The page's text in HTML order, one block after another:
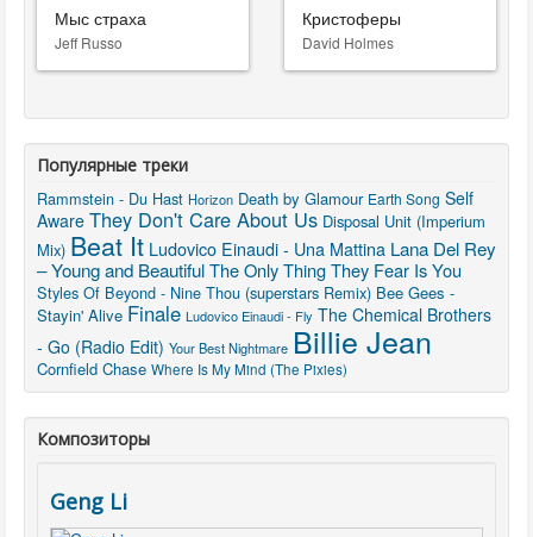
Мыс страха
Jeff Russo
Кристоферы
David Holmes
Популярные треки
Rammstein - Du Hast Horizon Death by Glamour Earth Song Self
Aware They Don't Care About Us Disposal Unit (Imperium
Mix) Beat It Ludovico Einaudi - Una Mattina Lana Del Rey
– Young and BeautifulThe Only Thing They Fear Is You
Styles Of Beyond - Nine Thou (superstars Remix) Bee Gees -
Stayin' Alive Finale Ludovico Einaudi - Fly The Chemical Brothers
- Go (Radio Edit) Your Best Nightmare Billie Jean
Cornfield Chase Where Is My Mind (The Pixies)
Композиторы
Geng Li